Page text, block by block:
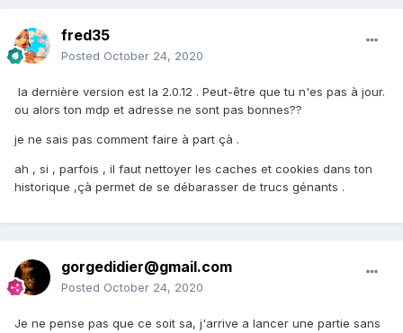
fred35
Posted October 24, 2020
la dernière version est la 2.0.12 . Peut-être que tu n'es pas à jour.
ou alors ton mdp et adresse ne sont pas bonnes??
je ne sais pas comment faire à part çà .
ah , si , parfois , il faut nettoyer les caches et cookies dans ton
historique ,çà permet de se débarasser de trucs génants .
gorgedidier@gmail.com
Posted October 24, 2020
Je ne pense pas que ce soit sa, j'arrive a lancer une partie sans